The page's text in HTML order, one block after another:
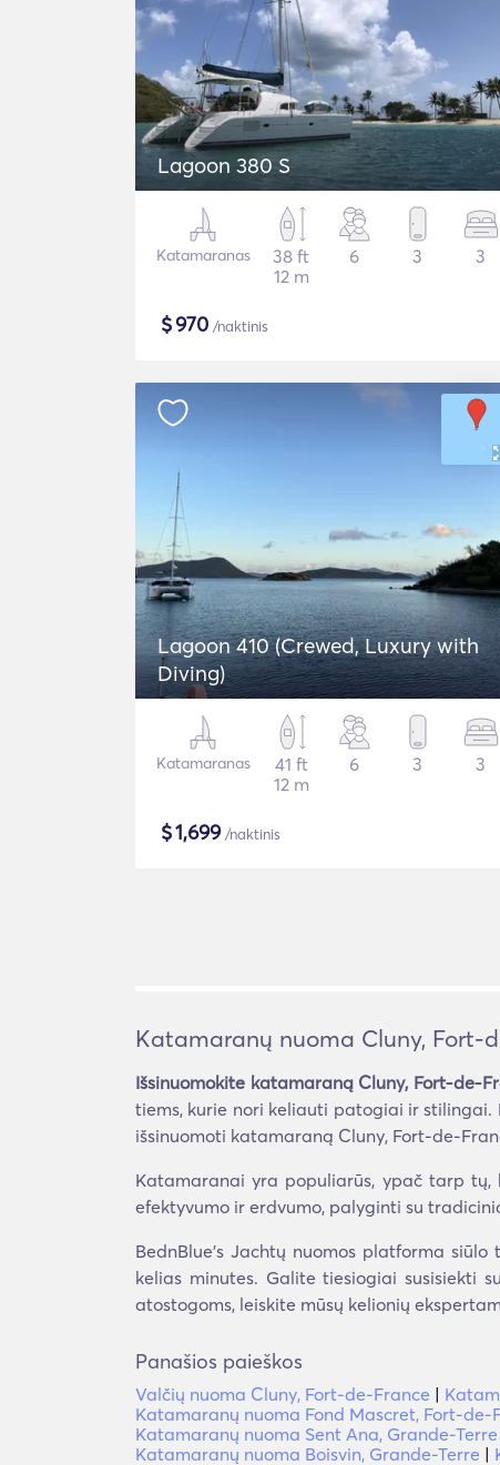
Lagoon 380 S
Katamaranas
38 ft
12 m
6 3 3
$970 /naktinis
Lagoon 410 (Crewed, Luxury with
Diving)
Katamaranas
41 ft
12 m
6 3 3
$1,699/naktinis
Katamaranų nuoma Cluny, Fort-
Išsinuomokite katamaraną Cluny, Fort-de-
tiems, kurie nori keliauti patogiai ir
išsinuomoti katamaraną Cluny, Fort-de-
Katamaranai yra populiarūs, ypač tarp
efektyvumo ir erdvumo, palyginti su
BednBlue's Jachtų nuomos platforma
kelias minutes. Galite tiesiogiai susisiekti
atostogoms, leiskite mūsų kelionių
Panašios paieškos
Valčių nuoma Cluny, Fort-de-France |
Katamaranų nuoma Fond Mascret, Fort-de-
Katamaranų nuoma Sent Ana, Grande-Terre
Katamaranų nuoma Boisvin, Grande-Terre |